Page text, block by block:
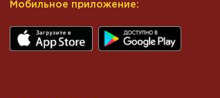
Мобильное приложение: